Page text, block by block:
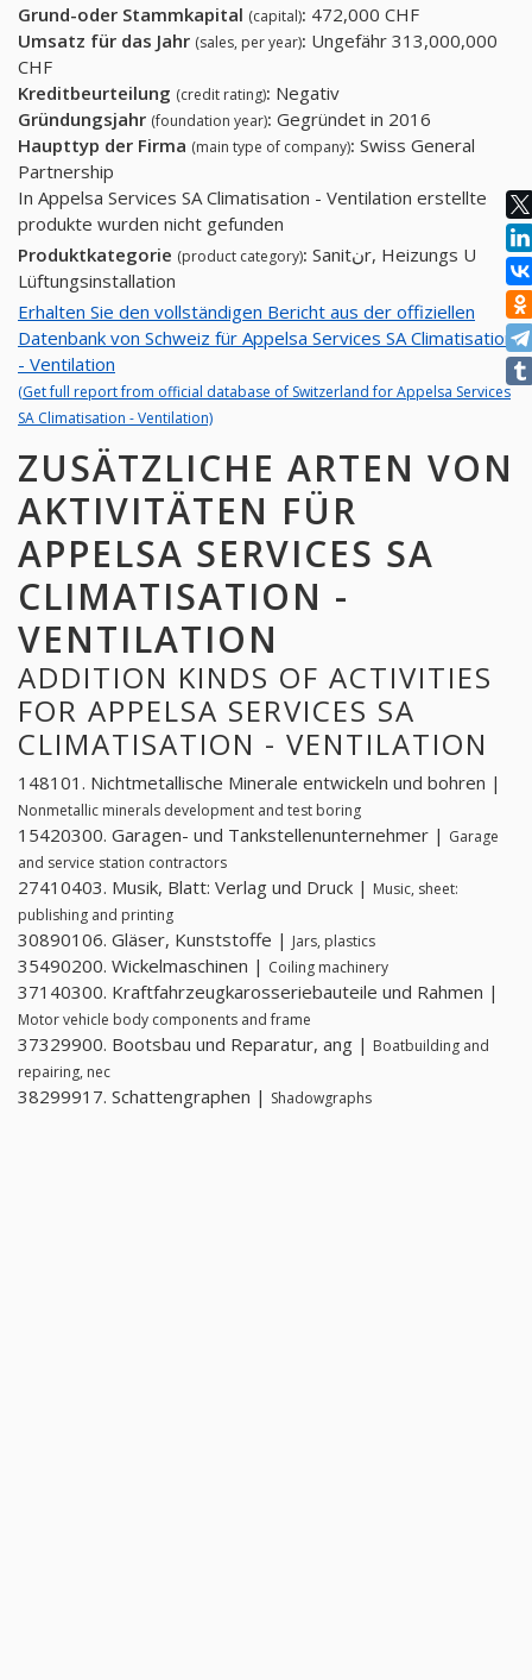
Grund-oder Stammkapital (capital): 472,000 CHF
Umsatz für das Jahr (sales, per year): Ungefähr 313,000,000
CHF
Kreditbeurteilung (credit rating): Negativ
Gründungsjahr (foundation year): Gegründet in 2016
Haupttyp der Firma (main type of company): Swiss General
Partnership
In Appelsa Services SA Climatisation - Ventilation erstellte
produkte wurden nicht gefunden
Produktkategorie (product category): Sanitنr, Heizungs U
Lüftungsinstallation
Erhalten Sie den vollständigen Bericht aus der offiziellen
Datenbank von Schweiz für Appelsa Services SA Climatisation
- Ventilation
(Get full report from official database of Switzerland for Appelsa Services
SA Climatisation - Ventilation)
ZUSÄTZLICHE ARTEN VON
AKTIVITÄTEN FÜR
APPELSA SERVICES SA
CLIMATISATION -
VENTILATION
ADDITION KINDS OF ACTIVITIES
FOR APPELSA SERVICES SA
CLIMATISATION - VENTILATION
148101. Nichtmetallische Minerale entwickeln und bohren |
Nonmetallic minerals development and test boring
15420300. Garagen- und Tankstellenunternehmer | Garage
and service station contractors
27410403. Musik, Blatt: Verlag und Druck | Music, sheet:
publishing and printing
30890106. Gläser, Kunststoffe | Jars, plastics
35490200. Wickelmaschinen | Coiling machinery
37140300. Kraftfahrzeugkarosseriebauteile und Rahmen |
Motor vehicle body components and frame
37329900. Bootsbau und Reparatur, ang | Boatbuilding and
repairing, nec
38299917. Schattengraphen | Shadowgraphs